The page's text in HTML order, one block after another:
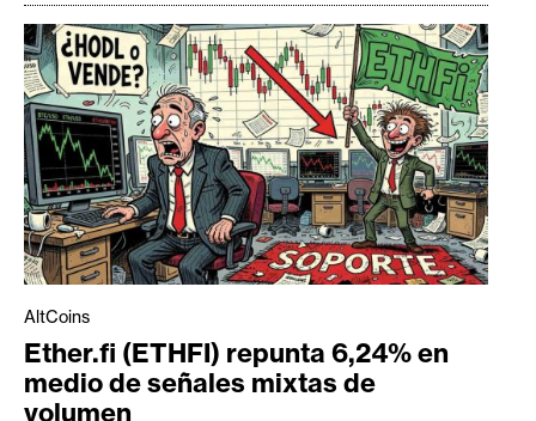
AltCoins
Ether.fi (ETHFI) repunta 6,24% en
medio de señales mixtas de
volumen